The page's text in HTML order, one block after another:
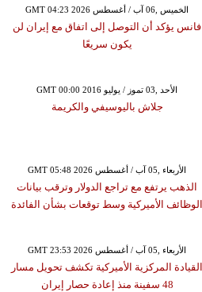
GMT 04:23 2026 الخميس ,06 آب / أغسطس
فانس يؤكد أن التوصل إلى اتفاق مع إيران لن
يكون سريعًا
GMT 00:00 2016 الأحد ,03 تموز / يوليو
جلاش باليوسيفي والكريمة
GMT 05:48 2026 الأربعاء ,05 آب / أغسطس
الذهب يرتفع مع تراجع الدولار وترقب بيانات
الوظائف الأميركية وسط توقعات بشأن الفائدة
GMT 23:53 2026 الأربعاء ,05 آب / أغسطس
القيادة المركزية الأميركية تكشف تحويل مسار
48 سفينة منذ إعادة حصار إيران